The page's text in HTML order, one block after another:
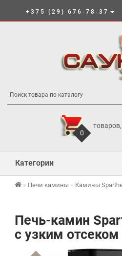
+375 (29) 676-78-37
0
Категории
Печи камины Камины
Печь-камин
с узким отсеком